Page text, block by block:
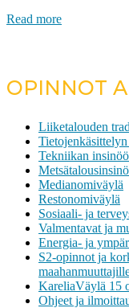
Read more
OPINNOT
Liiketalouden
Tekniikan
Medianomiväylä
Restonomiväylä
Sosiaali- ja
Valmentavat ja
Energia- ja
S2-opinnot ja
KareliaVäylä 15
Ohjeet ja